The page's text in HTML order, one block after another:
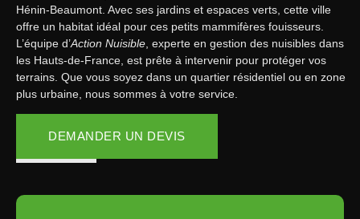
Hénin-Beaumont. Avec ses jardins et espaces verts, cette ville
offre un habitat idéal pour ces petits mammifères fouisseurs.
L’équipe d’Action Nuisible , experte en gestion des nuisibles dans
les Hauts-de-France, est prête à intervenir pour protéger vos
terrains. Que vous soyez dans un quartier résidentiel ou en zone
plus urbaine, nous sommes à votre service.
DEMANDER UN DEVIS